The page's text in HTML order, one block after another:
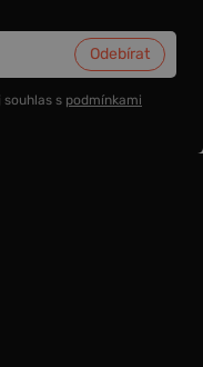
s podmínkami